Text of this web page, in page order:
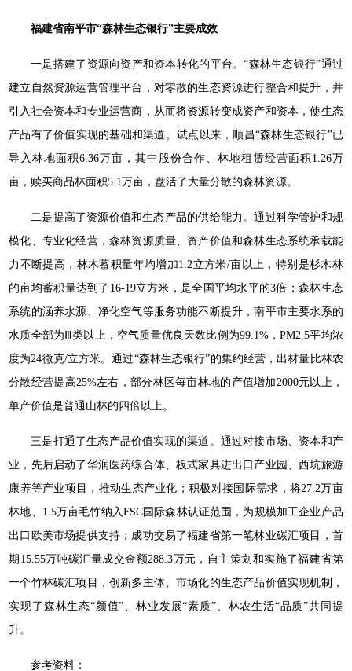
福建省南平市“森林生态银行”主要成效
一是搭建了资源向资产和资本转化的平台。“森林生态银行”通过
建立自然资源运营管理平台，对零散的生态资源进行整合和提升，并
引入社会资本和专业运营商，从而将资源转变成资产和资本，使生态
产品有了价值实现的基础和渠道。试点以来，顺昌“森林生态银行”已
导入林地面积6.36万亩，其中股份合作、林地租赁经营面积1.26万
亩，赎买商品林面积5.1万亩，盘活了大量分散的森林资源。
二是提高了资源价值和生态产品的供给能力。通过科学管护和规
模化、专业化经营，森林资源质量、资产价值和森林生态系统承载能
力不断提高，林木蓄积量年均增加1.2立方米/亩以上，特别是杉木林
的亩均蓄积量达到了16-19立方米，是全国平均水平的3倍；森林生态
系统的涵养水源、净化空气等服务功能不断提升，南平市主要水系的
水质全部为Ⅲ类以上，空气质量优良天数比例为99.1%，PM2.5平均浓
度为24微克/立方米。通过“森林生态银行”的集约经营，出材量比林农
分散经营提高25%左右，部分林区每亩林地的产值增加2000元以上，
单产价值是普通山林的四倍以上。
三是打通了生态产品价值实现的渠道。通过对接市场、资本和产
业，先后启动了华润医药综合体、板式家具进出口产业园、西坑旅游
康养等产业项目，推动生态产业化；积极对接国际需求，将27.2万亩
林地、1.5万亩毛竹纳入FSC国际森林认证范围，为规模加工企业产品
出口欧美市场提供支持；成功交易了福建省第一笔林业碳汇项目，首
期15.55万吨碳汇量成交金额288.3万元，自主策划和实施了福建省第
一个竹林碳汇项目，创新多主体、市场化的生态产品价值实现机制，
实现了森林生态“颜值”、林业发展“素质”、林农生活“品质”共同提
升。
参考资料：